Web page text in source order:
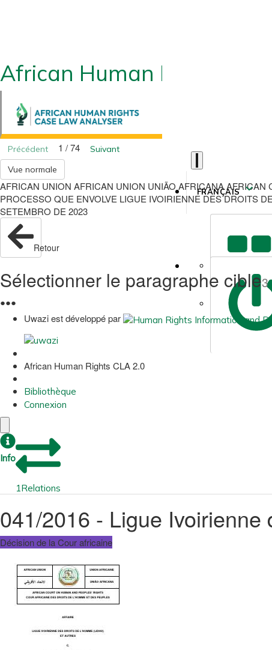
African Human Rights CLA
FRANÇAIS
Précédent 1 / 74
Suivant
Vue normale
AFRICAN UNION AFRICAN UNION UNIÃO AFRICANA
PROCESSO QUE ENVOLVE LIGUE IVOIRIENNE DES DROITS
SETEMBRO DE 2023
Retour
Sélectionner le paragraphe cible3
●●●
Uwazi est développé par
African Human Rights CLA 2.0
Bibliothèque
Connexion
Info
1Relations
041/2016 - Ligue
Décision de la Cour africaine